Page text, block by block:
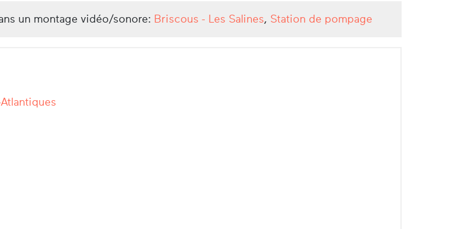
un montage vidéo/sonore: Briscous - Les Salines, Station de pompage